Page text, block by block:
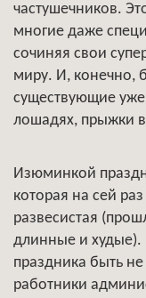
частушечников.
многие даже
сочиняя свои
миру. И, конечно,
существующие
лошадях, прыжки
Изюминкой
которая на сей
развесистая
длинные и худые).
праздника быть
работники